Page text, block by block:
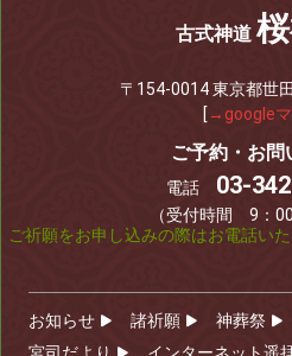
古式神道
〒154-0014 東京都世
[ →google
ご予約・お問
電話 03-
（受付時間 9：
ご祈願をお申し込みの際はお電話い
お知らせ 諸祈願 神葬祭